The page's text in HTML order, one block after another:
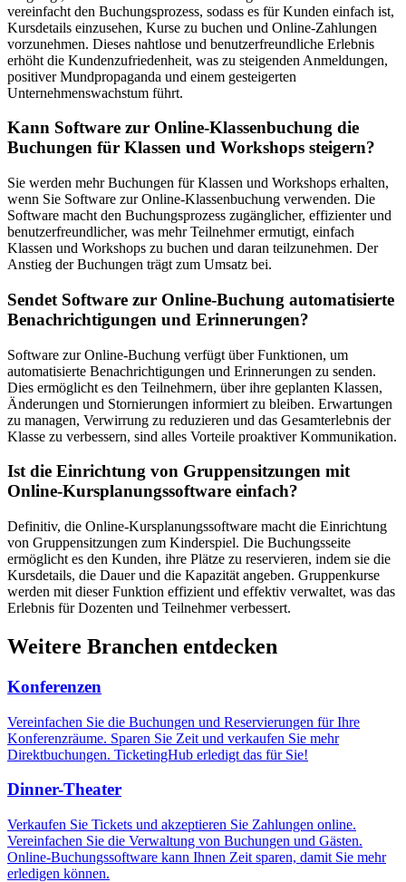
vereinfacht den Buchungsprozess, sodass es für Kunden einfach ist,
Kursdetails einzusehen, Kurse zu buchen und Online-Zahlungen
vorzunehmen. Dieses nahtlose und benutzerfreundliche Erlebnis
erhöht die Kundenzufriedenheit, was zu steigenden Anmeldungen,
positiver Mundpropaganda und einem gesteigerten
Unternehmenswachstum führt.
Kann Software zur Online-Klassenbuchung die
Buchungen für Klassen und Workshops steigern?
Sie werden mehr Buchungen für Klassen und Workshops erhalten,
wenn Sie Software zur Online-Klassenbuchung verwenden. Die
Software macht den Buchungsprozess zugänglicher, effizienter und
benutzerfreundlicher, was mehr Teilnehmer ermutigt, einfach
Klassen und Workshops zu buchen und daran teilzunehmen. Der
Anstieg der Buchungen trägt zum Umsatz bei.
Sendet Software zur Online-Buchung automatisierte
Benachrichtigungen und Erinnerungen?
Software zur Online-Buchung verfügt über Funktionen, um
automatisierte Benachrichtigungen und Erinnerungen zu senden.
Dies ermöglicht es den Teilnehmern, über ihre geplanten Klassen,
Änderungen und Stornierungen informiert zu bleiben. Erwartungen
zu managen, Verwirrung zu reduzieren und das Gesamterlebnis der
Klasse zu verbessern, sind alles Vorteile proaktiver Kommunikation.
Ist die Einrichtung von Gruppensitzungen mit
Online-Kursplanungssoftware einfach?
Definitiv, die Online-Kursplanungssoftware macht die Einrichtung
von Gruppensitzungen zum Kinderspiel. Die Buchungsseite
ermöglicht es den Kunden, ihre Plätze zu reservieren, indem sie die
Kursdetails, die Dauer und die Kapazität angeben. Gruppenkurse
werden mit dieser Funktion effizient und effektiv verwaltet, was das
Erlebnis für Dozenten und Teilnehmer verbessert.
Weitere Branchen entdecken
Konferenzen
Vereinfachen Sie die Buchungen und Reservierungen für Ihre
Konferenzräume. Sparen Sie Zeit und verkaufen Sie mehr
Direktbuchungen. TicketingHub erledigt das für Sie!
Dinner-Theater
Verkaufen Sie Tickets und akzeptieren Sie Zahlungen online.
Vereinfachen Sie die Verwaltung von Buchungen und Gästen.
Online-Buchungssoftware kann Ihnen Zeit sparen, damit Sie mehr
erledigen können.